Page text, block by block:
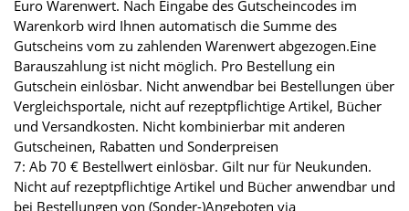
Euro Warenwert. Nach Eingabe des Gutscheincodes im
Warenkorb wird Ihnen automatisch die Summe des
Gutscheins vom zu zahlenden Warenwert abgezogen.Eine
Barauszahlung ist nicht möglich. Pro Bestellung ein
Gutschein einlösbar. Nicht anwendbar bei Bestellungen über
Vergleichsportale, nicht auf rezeptpflichtige Artikel, Bücher
und Versandkosten. Nicht kombinierbar mit anderen
Gutscheinen, Rabatten und Sonderpreisen
7: Ab 70 € Bestellwert einlösbar. Gilt nur für Neukunden.
Nicht auf rezeptpflichtige Artikel und Bücher anwendbar und
bei Bestellungen von (Sonder-)Angeboten via